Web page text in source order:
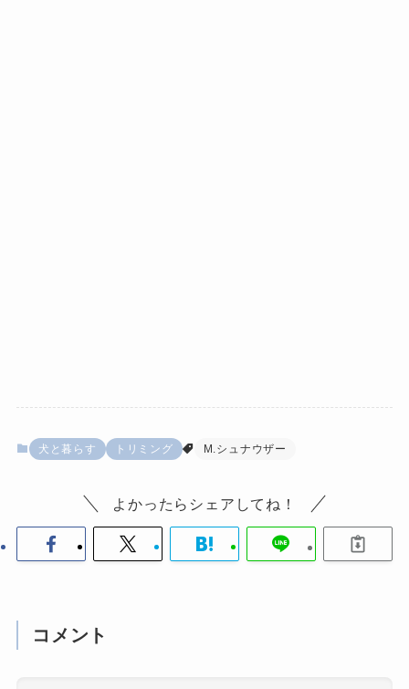
犬と暮らす トリミング M.シュナウザー
よかったらシェアしてね！
コメント